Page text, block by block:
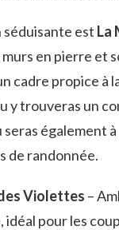
est La
murs en pierre et
cadre propice à
y trouveras un
seras également
de randonnée.
Violettes –
idéal pour les